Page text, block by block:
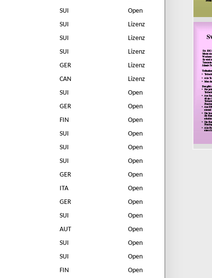
SUI
Open
SUI
Lizenz
SUI
Lizenz
SUI
Lizenz
GER
Lizenz
CAN
Lizenz
SUI
Open
GER
Open
FIN
Open
SUI
Open
SUI
Open
SUI
Open
GER
Open
ITA
Open
GER
Open
SUI
Open
AUT
Open
SUI
Open
SUI
Open
FIN
Open